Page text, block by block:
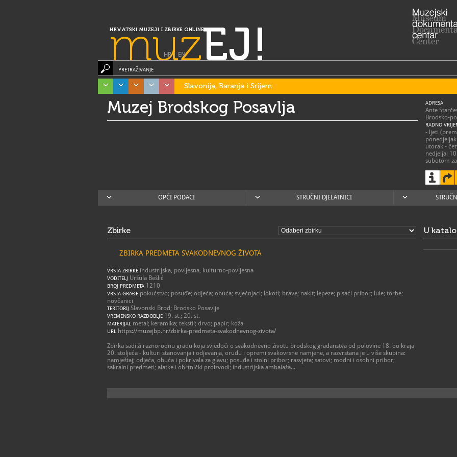
HRVATSKI MUZEJI I ZBIRKE ONLINE
muzEJ!
HR| EN
PRETRAŽIVANJE
Slavonija, Baranja i Srijem
Muzej Brodskog Posavlja ADRESA
Ante
Brodsko-
RADNO
- ljeti
utorak -
nedjelja:
subotom
- zimi
nedjelja:
subotom
E
W
OPĆI PODACI STRUČNI DJELATNICI
Zbirke
ZBIRKA PREDMETA SVAKODNEVNOG ŽIVOTA
VRSTA ZBIRKE industrijska, povijesna, kulturno-povijesna
VODITELJ Uršula Bešlić
BROJ PREDMETA 1210
VRSTA GRAĐE pokućstvo; posuđe; odjeća; obuća; svjećnjaci; lokoti; brave; nakit; lepeze; pisaći pribor; lule; torbe;
novčanici
TERITORIJ Slavonski Brod; Brodsko Posavlje
VREMENSKO RAZDOBLJE 19. st.; 20. st.
MATERIJAL metal; keramika; tekstil; drvo; papir; koža
URL https://muzejbp.hr/zbirka-predmeta-svakodnevnog-zivota/
Zbirka sadrži raznorodnu građu koja svjedoči o svakodnevno životu brodskog građanstva od polovine 18. do kraja
20. stoljeća - kulturi stanovanja i odjevanja, oruđu i opremi svakovrsne namjene, a razvrstana je u više skupina:
namještaj; odjeća, obuća i pokrivala za glavu; posuđe i stolni pribor; rasvjeta; satovi; modni i osobni pribor;
sakralni predmeti; alatke i obrtnički proizvodi; industrijska ambalaža...
U